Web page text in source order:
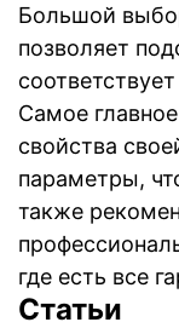
Большой
позволяет
Самое
свойства
параметры,
также
где есть все
Статьи